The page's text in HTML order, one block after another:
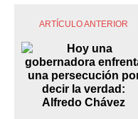
ARTÍCULO ANTERIOR